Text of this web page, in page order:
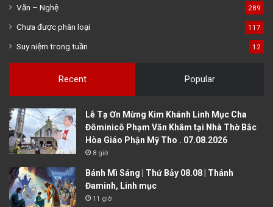
Văn – Nghệ 289
Chưa được phân loại 117
Suy niệm trong tuần 12
Recent Popular
Lễ Tạ Ơn Mừng Kim Khánh Linh Mục Cha
Đôminicô Phạm Văn Khâm tại Nhà Thờ Bắc
Hòa Giáo Phận Mỹ Tho . 07.08.2026
8 giờ
Bánh Mì Sáng | Thứ Bảy 08.08 | Thánh
Đaminh, Linh mục
11 giờ